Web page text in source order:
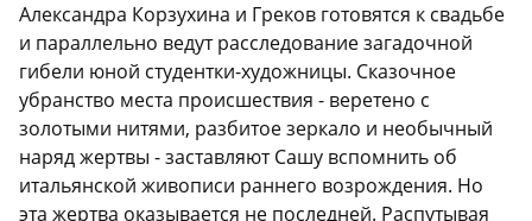
Александра Корзухина и Греков готовятся к свадьбе
и параллельно ведут расследование загадочной
гибели юной студентки-художницы. Сказочное
убранство места происшествия - веретено с
золотыми нитями, разбитое зеркало и необычный
наряд жертвы - заставляют Сашу вспомнить об
итальянской живописи раннего возрождения. Но
эта жертва оказывается не последней. Распутывая